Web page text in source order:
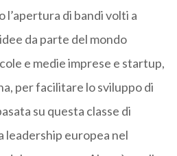
di bandi volti a
da parte del mondo
e medie imprese e startup,
per facilitare lo sviluppo di
su questa classe di
leadership europea nel